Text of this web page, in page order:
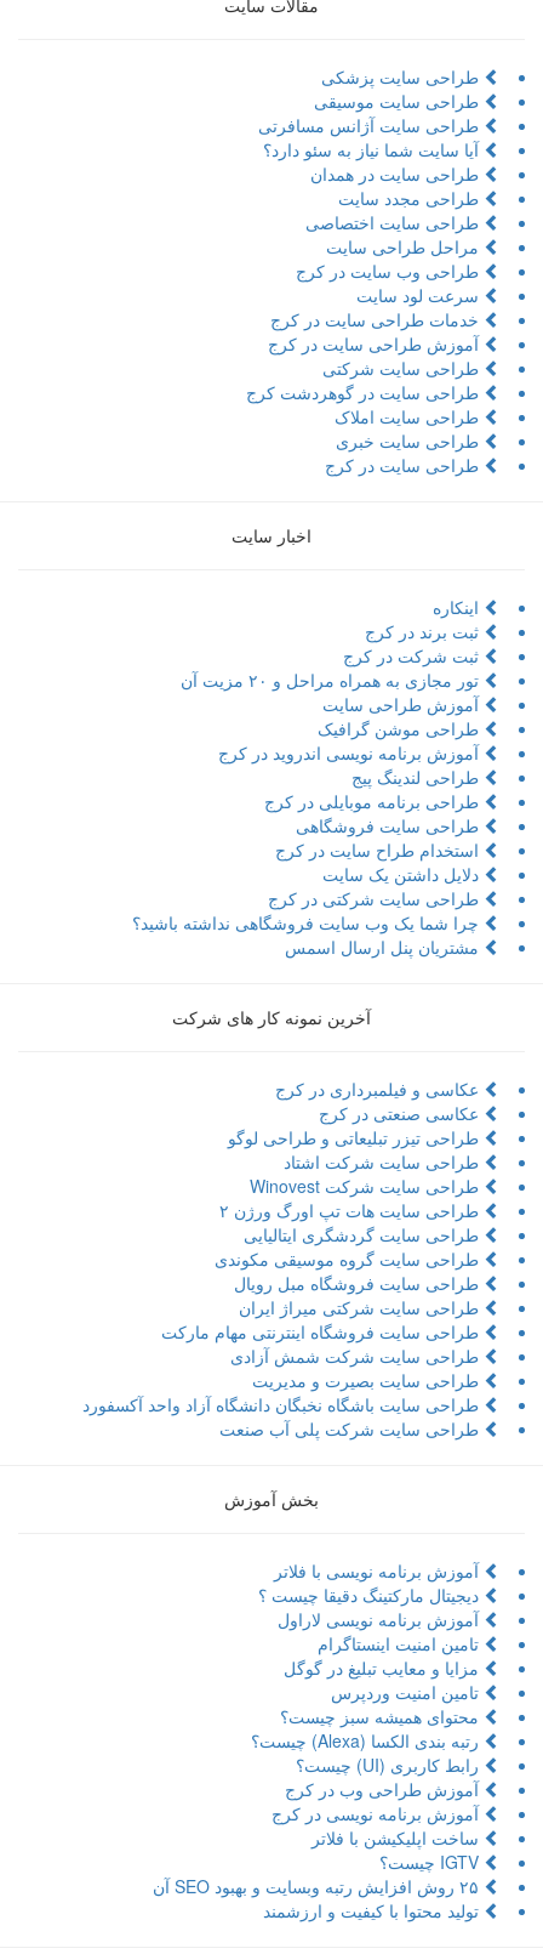
طراحی سایت پزشکی
طراحی سایت موسیقی
طراحی سایت آژانس مسافرتی
آیا سایت شما نیاز به سئو دارد؟
طراحی سایت در همدان
طراحی مجدد سایت
طراحی سایت اختصاصی
مراحل طراحی سایت
طراحی وب سایت در کرج
سرعت لود سایت
خدمات طراحی سایت در کرج
آموزش طراحی سایت در کرج
طراحی سایت شرکتی
طراحی سایت در گوهردشت کرج
طراحی سایت املاک
طراحی سایت خبری
طراحی سایت در کرج
اخبار سایت
اینکاره
ثبت برند در کرج
ثبت شرکت در کرج
تور مجازی به همراه مراحل و ۲۰ مزیت آن
آموزش طراحی سایت
طراحی موشن گرافیک
آموزش برنامه نویسی اندروید در کرج
طراحی لندینگ پیج
طراحی برنامه موبایلی در کرج
طراحی سایت فروشگاهی
استخدام طراح سایت در کرج
دلایل داشتن یک سایت
طراحی سایت شرکتی در کرج
چرا شما یک وب سایت فروشگاهی نداشته باشید؟
مشتریان پنل ارسال اسمس
آخرین نمونه کار های شرکت
عکاسی و فیلمبرداری در کرج
عکاسی صنعتی در کرج
طراحی تیزر تبلیعاتی و طراحی لوگو
طراحی سایت شرکت اشتاد
طراحی سایت شرکت Winovest
طراحی سایت هات تپ اورگ ورژن ۲
طراحی سایت گردشگری ایتالیایی
طراحی سایت گروه موسیقی مکوندی
طراحی سایت فروشگاه مبل رویال
طراحی سایت شرکتی میراژ ایران
طراحی سایت فروشگاه اینترنتی مهام مارکت
طراحی سایت شرکت شمش آزادی
طراحی سایت بصیرت و مدیریت
طراحی سایت باشگاه نخبگان دانشگاه آزاد واحد آکسفورد
طراحی سایت شرکت پلی آب صنعت
بخش آموزش
آموزش برنامه نویسی با فلاتر
دیجیتال مارکتینگ دقیقا چیست ؟
آموزش برنامه نویسی لاراول
تامین امنیت اینستاگرام
مزایا و معایب تبلیغ در گوگل
تامین امنیت وردپرس
محتوای همیشه سبز چیست؟
رتبه بندی الکسا (Alexa) چیست؟
رابط کاربری (UI) چیست؟
آموزش طراحی وب در کرج
آموزش برنامه نویسی در کرج
ساخت اپلیکیشن با فلاتر
IGTV چیست؟
۲۵ روش افزایش رتبه وبسایت و بهبود SEO آن
تولید محتوا با کیفیت و ارزشمند